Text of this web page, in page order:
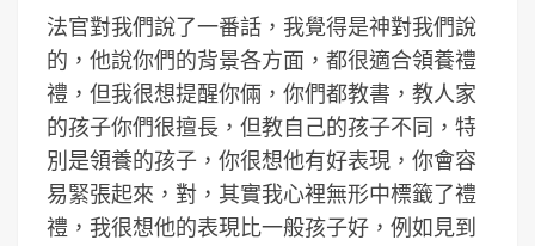
法官對我們說了一番話，我覺得是神對我們說
的，他說你們的背景各方面，都很適合領養禮
禮，但我很想提醒你倆，你們都教書，教人家
的孩子你們很擅長，但教自己的孩子不同，特
別是領養的孩子，你很想他有好表現，你會容
易緊張起來，對，其實我心裡無形中標籤了禮
禮，我很想他的表現比一般孩子好，例如見到